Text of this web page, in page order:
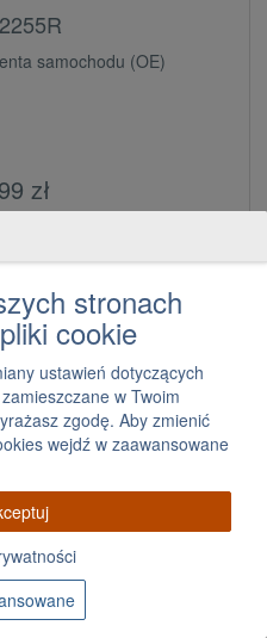
samochodu (OE)
zł
2006 2008 Infiniti
stronach
cookie
ustawień dotyczących
w Twoim
zgodę. Aby zmienić
wejdź w zaawansowane